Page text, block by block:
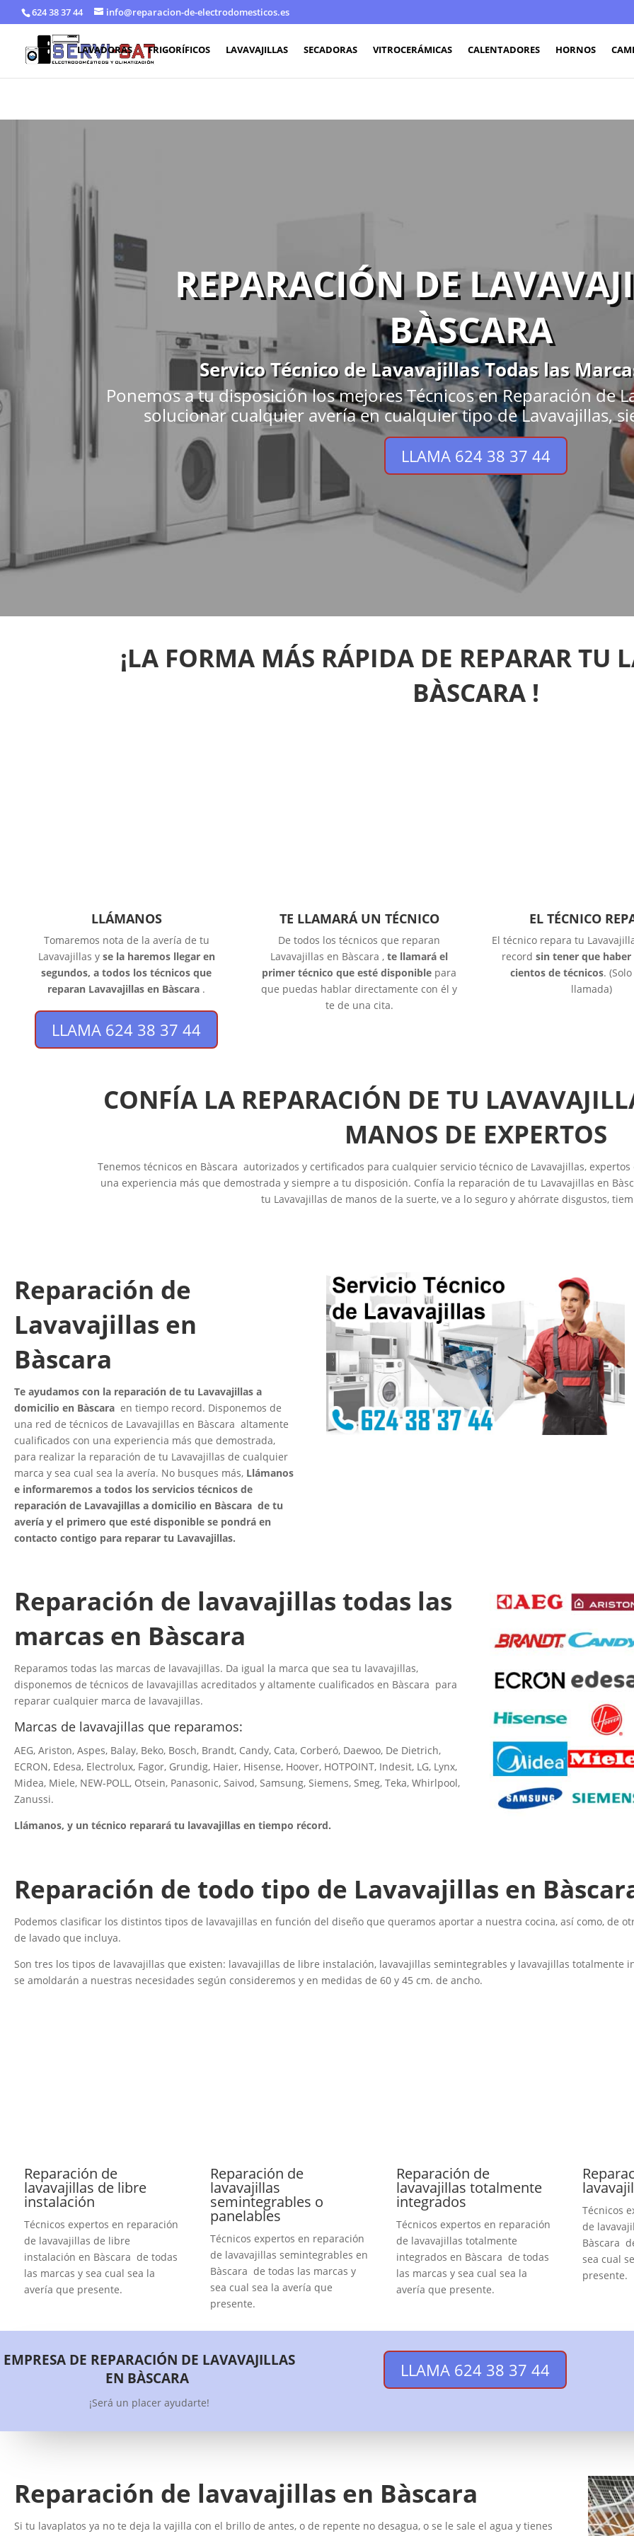
624 38 37 44 info@reparacion-de-electrodomesticos.es
LAVADORAS FRIGORÍFICOS LAVAVAJILLAS SECADORAS VITROCERÁMICAS CALENTADORES HORNOS
REPARACIÓN DE
BÀSCARA
Servico Técnico de Lavavajillas Todas las
Ponemos a tu disposición los mejores Técnicos en Reparación de
solucionar cualquier avería en cualquier tipo de Lavavajillas,
LLAMA 624 38 37 44
¡LA FORMA MÁS RÁPIDA DE REPARAR TU
BÀSCARA !
LLÁMANOS
Tomaremos nota de la avería de tu
Lavavajillas y se la haremos llegar en
segundos, a todos los técnicos que
reparan Lavavajillas en Bàscara .
LLAMA 624 38 37 44
TE LLAMARÁ UN TÉCNICO
De todos los técnicos que reparan
Lavavajillas en Bàscara ,te llamará el
primer técnico que esté disponible para
que puedas hablar directamente con él y
te de una cita.
EL TÉCNICO
El técnico repara tu
record sin tener que
cientos de técnicos.
llamada)
CONFÍA LA REPARACIÓN DE TU
MANOS DE EXPERTOS
Tenemos técnicos en Bàscara autorizados y certificados para cualquier servicio técnico de Lavavajillas,
una experiencia más que demostrada y siempre a tu disposición. Confía la reparación de tu Lavavajillas en
tu Lavavajillas de manos de la suerte, ve a lo seguro y ahórrate disgustos,
Reparación de
Lavavajillas en
Bàscara
Te ayudamos con la reparación de tu Lavavajillas a
domicilio en Bàscara en tiempo record. Disponemos de
una red de técnicos de Lavavajillas en Bàscara altamente
cualificados con una experiencia más que demostrada,
para realizar la reparación de tu Lavavajillas de cualquier
marca y sea cual sea la avería. No busques más, Llámanos
e informaremos a todos los servicios técnicos de
reparación de Lavavajillas a domicilio en Bàscara de tu
avería y el primero que esté disponible se pondrá en
contacto contigo para reparar tu Lavavajillas.
Reparación de lavavajillas todas las
marcas en Bàscara
Reparamos todas las marcas de lavavajillas. Da igual la marca que sea tu lavavajillas,
disponemos de técnicos de lavavajillas acreditados y altamente cualificados en Bàscara para
reparar cualquier marca de lavavajillas.
Marcas de lavavajillas que reparamos:
AEG, Ariston, Aspes, Balay, Beko, Bosch, Brandt, Candy, Cata, Corberó, Daewoo, De Dietrich,
ECRON, Edesa, Electrolux, Fagor, Grundig, Haier, Hisense, Hoover, HOTPOINT, Indesit, LG, Lynx,
Midea, Miele, NEW-POLL, Otsein, Panasonic, Saivod, Samsung, Siemens, Smeg, Teka, Whirlpool,
Zanussi.
Llámanos, y un técnico reparará tu lavavajillas en tiempo récord.
Reparación de todo tipo de Lavavajillas en
Podemos clasificar los distintos tipos de lavavajillas en función del diseño que queramos aportar a nuestra cocina, así como, de
de lavado que incluya.
Son tres los tipos de lavavajillas que existen: lavavajillas de libre instalación, lavavajillas semintegrables y lavavajillas
se amoldarán a nuestras necesidades según consideremos y en medidas de 60 y 45 cm. de ancho.
Reparación de
lavavajillas de libre
instalación
Técnicos expertos en reparación
de lavavajillas de libre
instalación en Bàscara de todas
las marcas y sea cual sea la
avería que presente.
Reparación de
lavavajillas
semintegrables o
panelables
Técnicos expertos en reparación
de lavavajillas semintegrables en
Bàscara de todas las marcas y
sea cual sea la avería que
presente.
Reparación de
lavavajillas totalmente
integrados
Técnicos expertos en reparación
de lavavajillas totalmente
integrados en Bàscara de todas
las marcas y sea cual sea la
avería que presente.
Técnicos
de
Bàscara
sea cual
presente.
EMPRESA DE REPARACIÓN DE LAVAVAJILLAS
EN BÀSCARA
¡Será un placer ayudarte!
LLAMA 624 38 37 44
Reparación de lavavajillas en Bàscara
Si tu lavaplatos ya no te deja la vajilla con el brillo de antes, o de repente no desagua, o se le sale el agua y tienes